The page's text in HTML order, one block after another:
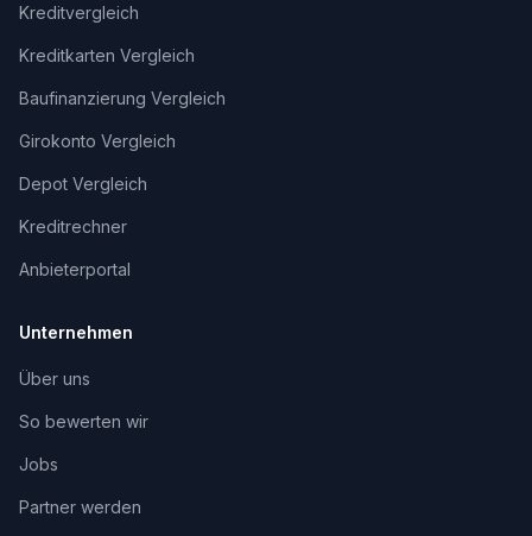
Kreditvergleich
Kreditkarten Vergleich
Baufinanzierung Vergleich
Girokonto Vergleich
Depot Vergleich
Kreditrechner
Anbieterportal
Unternehmen
Über uns
So bewerten wir
Jobs
Partner werden